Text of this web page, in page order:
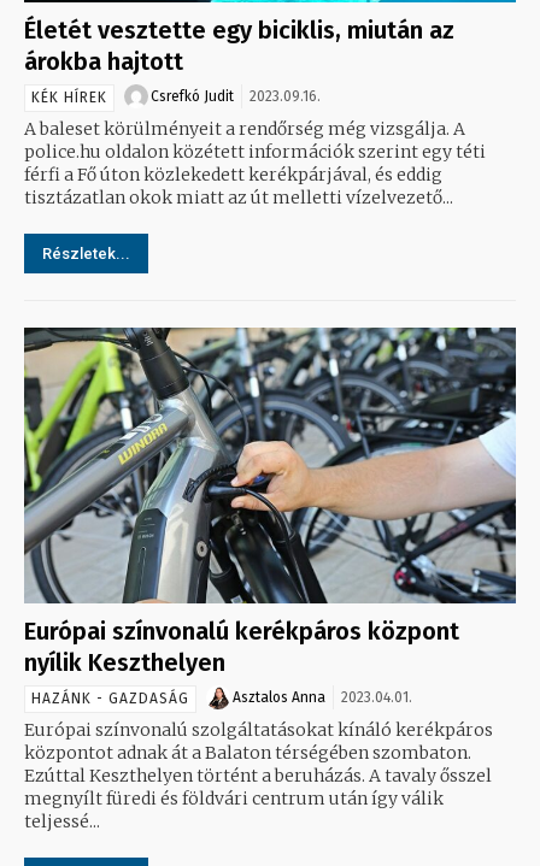
Életét vesztette egy biciklis, miután az
árokba hajtott
KÉK HÍREK Csrefkó Judit 2023.09.16.
A baleset körülményeit a rendőrség még vizsgálja. A
police.hu oldalon közétett információk szerint egy téti
férfi a Fő úton közlekedett kerékpárjával, és eddig
tisztázatlan okok miatt az út melletti vízelvezető...
Részletek...
Európai színvonalú kerékpáros központ
nyílik Keszthelyen
HAZÁNK - GAZDASÁG Asztalos Anna 2023.04.01.
Európai színvonalú szolgáltatásokat kínáló kerékpáros
központot adnak át a Balaton térségében szombaton.
Ezúttal Keszthelyen történt a beruházás. A tavaly ősszel
megnyílt füredi és földvári centrum után így válik
teljessé...